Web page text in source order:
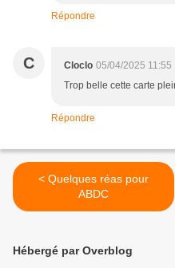
Répondre
C Cloclo 05/04/2025 11:55
Trop belle cette carte
Répondre
< Quelques réas pour
ABDC
Hébergé par Overblog